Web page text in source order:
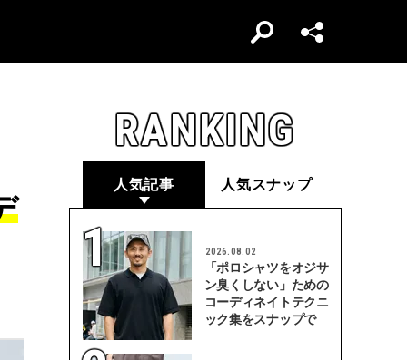
RANKING
人気記事 人気スナップ
2026.08.02
「ポロシャツをオジサ
ン臭くしない」ための
コーディネイトテクニ
ック集をスナップで